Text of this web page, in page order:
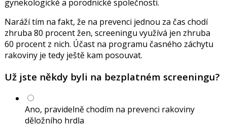
gynekologické a porodnické společnosti.
Naráží tím na fakt, že na prevenci jednou za čas chodí
zhruba 80 procent žen, screeningu využívá jen zhruba
60 procent z nich. Účast na programu časného záchytu
rakoviny je tedy ještě kam posouvat.
Už jste někdy byli na bezplatném screeningu?
Ano, pravidelně chodím na prevenci rakoviny
děložního hrdla